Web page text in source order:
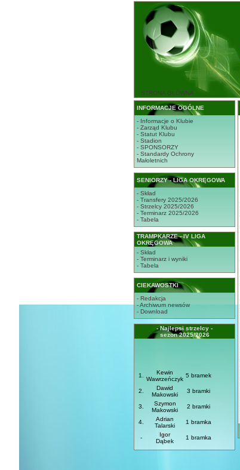
STRONA GŁÓWNA
INFORMACJE OGÓLNE
- Informacje o Klubie
- Zarząd Klubu
- Statut Klubu
- Stadion
- SPONSORZY
- Standardy Ochrony
Małoletnich
SENIORZY - LIGA OKRĘGOWA
- Skład
- Transfery 2025/2026
- Strzelcy 2025/2026
- Terminarz 2025/2026
- Tabela
TRAMPKARZE - IV LIGA
OKRĘGOWA
- Skład
- Terminarz i wyniki
- Tabela
CIEKAWOSTKI
- Redakcja
- Archiwum newsów
- Download
- Najlepsi strzelcy -
sezon 2025/2026
1.
Kewin
Wawrzeńczyk
5 bramek
2.
Dawid
Makowski
3 bramki
3.
Szymon
Makowski
2 bramki
4.
Adrian
Talarski
1 bramka
-
Igor
Dąbek
1 bramka